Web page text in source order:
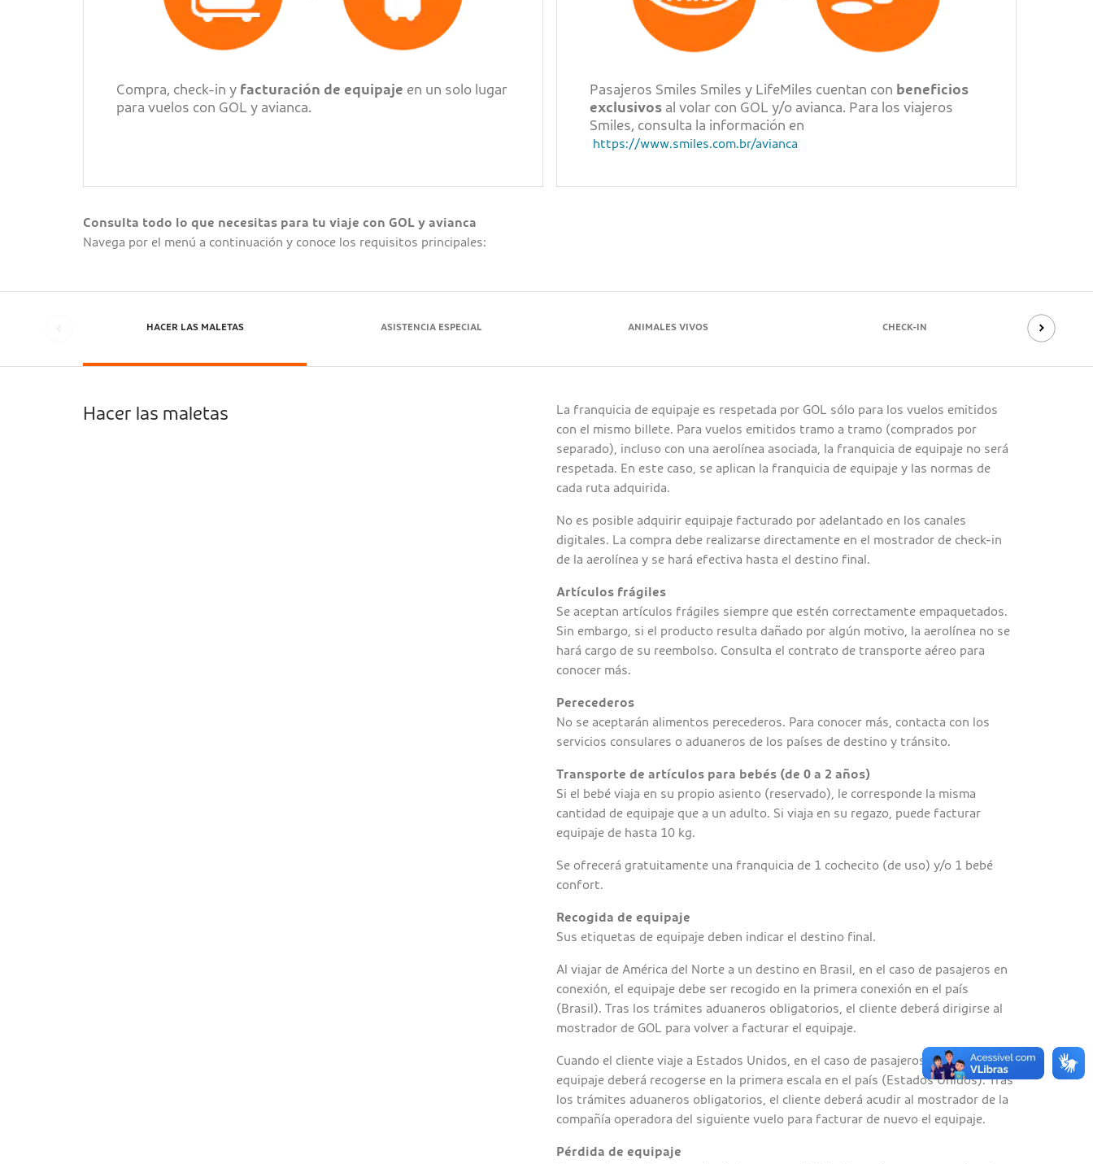
Compra, check-in y facturación de equipaje en un solo lugar
para vuelos con GOL y avianca.
Pasajeros Smiles Smiles y LifeMiles cuentan con beneficios
exclusivos al volar con GOL y/o avianca. Para los viajeros
Smiles, consulta la información en
https://www.smiles.com.br/avianca
Consulta todo lo que necesitas para tu viaje con GOL y avianca
Navega por el menú a continuación y conoce los requisitos principales:
HACER LAS MALETAS ASISTENCIA ESPECIAL ANIMALES VIVOS CHECK-IN
Hacer las maletas
La franquicia de equipaje es respetada por GOL sólo para los vuelos emitidos
con el mismo billete. Para vuelos emitidos tramo a tramo (comprados por
separado), incluso con una aerolínea asociada, la franquicia de equipaje no será
respetada. En este caso, se aplican la franquicia de equipaje y las normas de
cada ruta adquirida.
No es posible adquirir equipaje facturado por adelantado en los canales
digitales. La compra debe realizarse directamente en el mostrador de check-in
de la aerolínea y se hará efectiva hasta el destino final.
Artículos frágiles
Se aceptan artículos frágiles siempre que estén correctamente empaquetados.
Sin embargo, si el producto resulta dañado por algún motivo, la aerolínea no se
hará cargo de su reembolso. Consulta el contrato de transporte aéreo para
conocer más.
Perecederos
No se aceptarán alimentos perecederos. Para conocer más, contacta con los
servicios consulares o aduaneros de los países de destino y tránsito.
Transporte de artículos para bebés (de 0 a 2 años)
Si el bebé viaja en su propio asiento (reservado), le corresponde la misma
cantidad de equipaje que a un adulto. Si viaja en su regazo, puede facturar
equipaje de hasta 10 kg.
Se ofrecerá gratuitamente una franquicia de 1 cochecito (de uso) y/o 1 bebé
confort.
Recogida de equipaje
Sus etiquetas de equipaje deben indicar el destino final.
Al viajar de América del Norte a un destino en Brasil, en el caso de pasajeros en
conexión, el equipaje debe ser recogido en la primera conexión en el país
(Brasil). Tras los trámites aduaneros obligatorios, el cliente deberá dirigirse al
mostrador de GOL para volver a facturar el equipaje.
Cuando el cliente viaje a Estados Unidos, en el caso de pasajeros en conexión, el
equipaje deberá recogerse en la primera escala en el país (Estados Unidos). Tras
los trámites aduaneros obligatorios, el cliente deberá acudir al mostrador de la
compañía operadora del siguiente vuelo para facturar de nuevo el equipaje.
Pérdida de equipaje